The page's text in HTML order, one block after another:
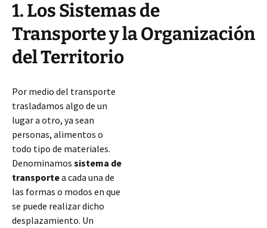
1. Los Sistemas de
Transporte y la Organización
del Territorio
Por medio del transporte
trasladamos algo de un
lugar a otro, ya sean
personas, alimentos o
todo tipo de materiales.
Denominamos sistema de
transportea cada una de
las formas o modos en que
se puede realizar dicho
desplazamiento. Un